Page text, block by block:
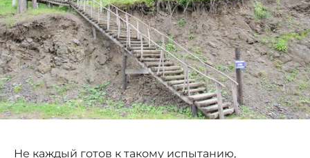
Не каждый готов к такому испытанию,